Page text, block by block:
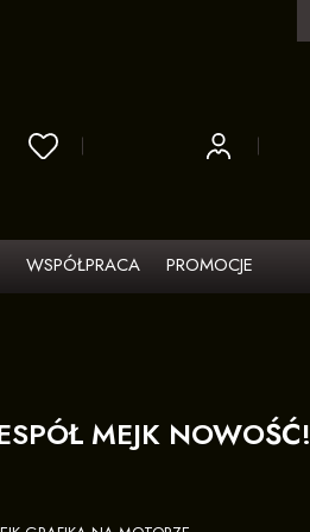
WSPÓŁPRACA PROMOCJE
MEJK NOWOŚĆ!